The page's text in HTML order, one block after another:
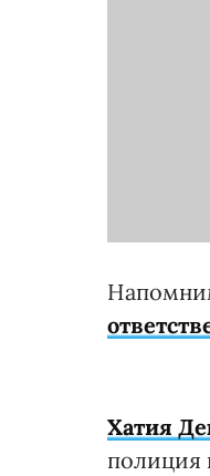
Хатия
полиция